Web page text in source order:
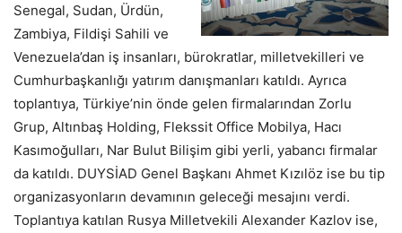
Senegal, Sudan, Ürdün,
Zambiya, Fildişi Sahili ve
Venezuela’dan iş insanları, bürokratlar, milletvekilleri ve
Cumhurbaşkanlığı yatırım danışmanları katıldı. Ayrıca
toplantıya, Türkiye’nin önde gelen firmalarından Zorlu
Grup, Altınbaş Holding, Flekssit Office Mobilya, Hacı
Kasımoğulları, Nar Bulut Bilişim gibi yerli, yabancı firmalar
da katıldı. DUYSİAD Genel Başkanı Ahmet Kızılöz ise bu tip
organizasyonların devamının geleceği mesajını verdi.
Toplantıya katılan Rusya Milletvekili Alexander Kazlov ise,